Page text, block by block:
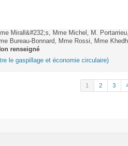
Mirall&#232;s, Mme Michel, M.
Bureau-Bonnard, Mme Rossi, Mme
renseigné
le gaspillage et économie circulaire)
1 2 3